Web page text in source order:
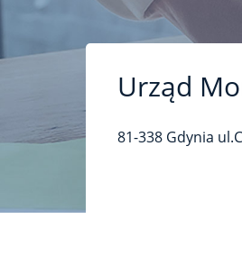
Urząd
81-338 Gdynia